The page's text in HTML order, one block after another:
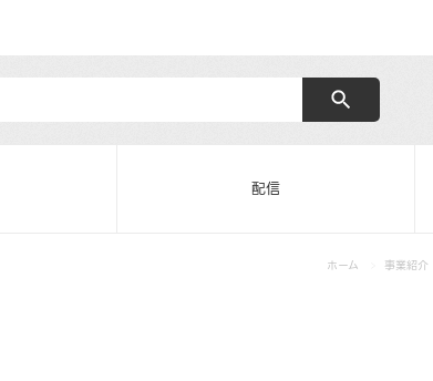
配信
ホーム 事業紹介